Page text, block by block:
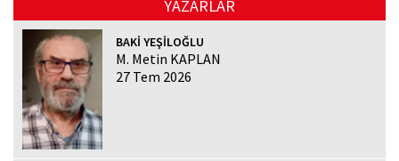
YAZARLAR
BAKİ YEŞİLOĞLU
M. Metin KAPLAN
27 Tem 2026